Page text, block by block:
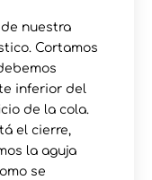
de nuestra
Cortamos
inferior del
de la cola.
el cierre,
la aguja
se